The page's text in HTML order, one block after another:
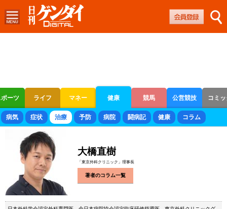
ーツ ライフ マネー 健康 競馬 公営競技 コミ
ボートレース 競輪 オートレース
病気 症状 治療 予防 病院 闘病記 健康 コラム
大橋直樹
「東京外科クリニック」理事長
著者のコラム一覧